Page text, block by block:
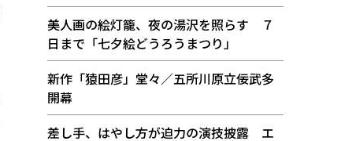
美人画の絵灯籠、夜の湯沢を照らす ７
日まで「七夕絵どうろうまつり」
新作「猿田彦」堂々／五所川原立佞武多
開幕
差し手、はやし方が迫力の演技披露 エ